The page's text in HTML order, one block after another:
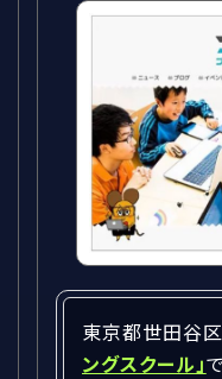
東京都世田谷
ングスクール」